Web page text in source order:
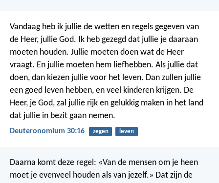
Vandaag heb ik jullie de wetten en regels gegeven van
de Heer, jullie God. Ik heb gezegd dat jullie je daaraan
moeten houden. Jullie moeten doen wat de Heer
vraagt. En jullie moeten hem liefhebben. Als jullie dat
doen, dan kiezen jullie voor het leven. Dan zullen jullie
een goed leven hebben, en veel kinderen krijgen. De
Heer, je God, zal jullie rijk en gelukkig maken in het land
dat jullie in bezit gaan nemen.
Deuteronomium 30:16 zegen leven
Daarna komt deze regel: «Van de mensen om je heen
moet je evenveel houden als van jezelf.» Dat zijn de